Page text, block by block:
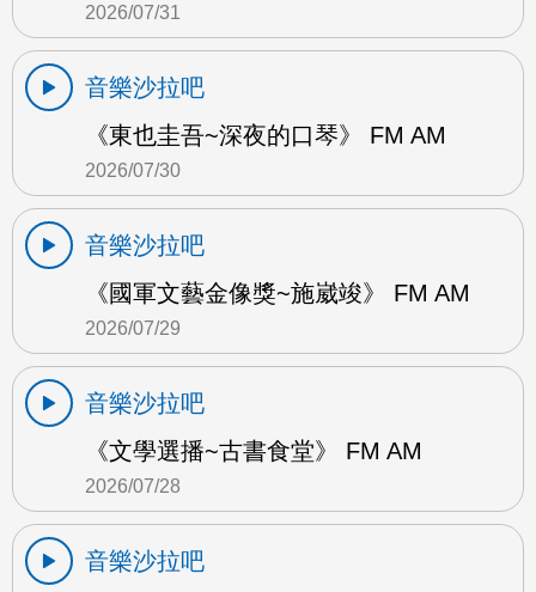
2026/07/31
音樂沙拉吧
《東也圭吾~深夜的口琴》 FM AM
2026/07/30
音樂沙拉吧
《國軍文藝金像獎~施崴竣》 FM AM
2026/07/29
音樂沙拉吧
《文學選播~古書食堂》 FM AM
2026/07/28
音樂沙拉吧